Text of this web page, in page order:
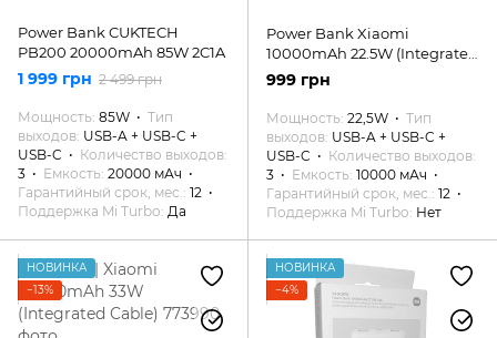
Power Bank CUKTECH
PB200 20000mAh 85W 2C1A
1 999 грн 2 499 грн
Мощность 85W
Тип
выходов USB-A + USB-C +
USB-C
Количество выходов
3
Емкость 20000 мАч
Гарантийный срок, мес. 12
Поддержка Mi Turbo Да
Power Bank Xiaomi
10000mAh 22.5W (Integrated
Cable)
999 грн
Мощность 22,5W
Тип
выходов USB-A + USB-C +
USB-C
Количество выходов
3
Емкость 10000 мАч
Гарантийный срок, мес. 12
Поддержка Mi Turbo Нет
НОВИНКА
−13%
НОВИНКА
−4%